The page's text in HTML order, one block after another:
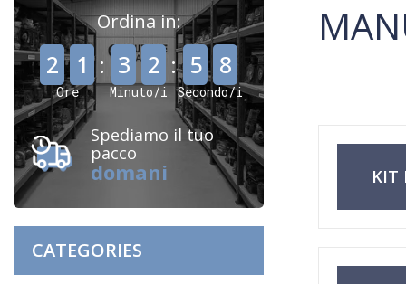
Ordina in:
2 1 :
Ore
, 3 2 :
Minuto/i
, 5 7
Secondo/i
Spediamo il tuo
pacco
domani
CATEGORIES
KIT